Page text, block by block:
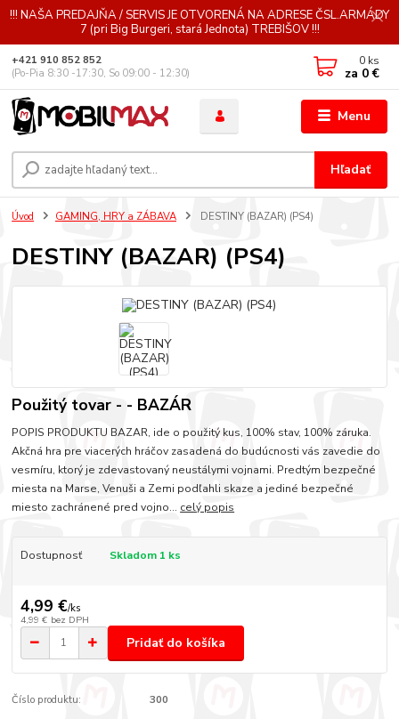
!!! NAŠA PREDAJŇA / SERVIS JE OTVORENÁ NA ADRESE ČSL.ARMÁDY
7 (pri Big Burgeri, stará Jednota) TREBIŠOV !!!
Menu
Hľadať
+421 910 852 852
(Po-Pia 8:30 -17:30, So 09:00 - 12:30)
0 ks
za 0 €
Úvod GAMING, HRY a ZÁBAVA DESTINY (BAZAR) (PS4)
DESTINY (BAZAR) (PS4)
Použitý tovar - - BAZÁR
POPIS PRODUKTU BAZAR, ide o použitý kus, 100% stav, 100% záruka.
Akčná hra pre viacerých hráčov zasadená do budúcnosti vás zavedie do
vesmíru, ktorý je zdevastovaný neustálymi vojnami. Predtým bezpečné
miesta na Marse, Venuši a Zemi podľahli skaze a jediné bezpečné
miesto zachránené pred vojno... celý popis
Dostupnosť Skladom 1 ks
4,99 €/ks
4,99 € bez DPH
Pridať do košíka
Číslo produktu: 300